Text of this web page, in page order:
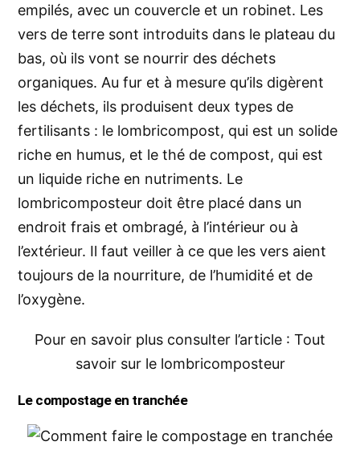
empilés, avec un couvercle et un robinet. Les
vers de terre sont introduits dans le plateau du
bas, où ils vont se nourrir des déchets
organiques. Au fur et à mesure qu’ils digèrent
les déchets, ils produisent deux types de
fertilisants : le lombricompost, qui est un solide
riche en humus, et le thé de compost, qui est
un liquide riche en nutriments. Le
lombricomposteur doit être placé dans un
endroit frais et ombragé, à l’intérieur ou à
l’extérieur. Il faut veiller à ce que les vers aient
toujours de la nourriture, de l’humidité et de
l’oxygène.
Pour en savoir plus consulter l’article : Tout
savoir sur le lombricomposteur
Le compostage en tranchée